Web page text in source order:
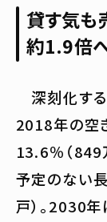
貸す気も
約1.9倍
深刻化する
2018年の空
13.6％（849
予定のない
戸）。2030